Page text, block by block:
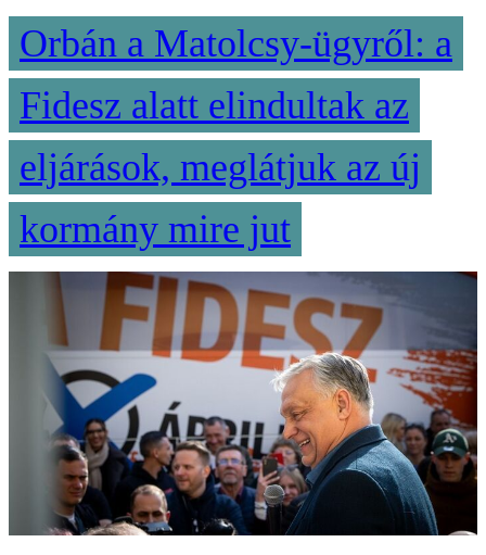
Orbán a Matolcsy-ügyről: a
Fidesz alatt elindultak az
eljárások, meglátjuk az új
kormány mire jut